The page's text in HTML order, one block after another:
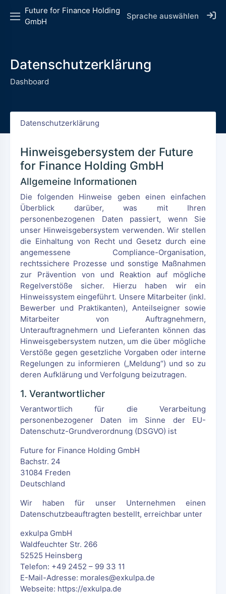
Future for Finance Holding
GmbH
Sprache auswählen
Datenschutzerklärung
Dashboard
Datenschutzerklärung
Hinweisgebersystem der Future
for Finance Holding GmbH
Allgemeine Informationen
Die folgenden Hinweise geben einen einfachen
Überblick darüber, was mit Ihren
personenbezogenen Daten passiert, wenn Sie
unser Hinweisgebersystem verwenden. Wir stellen
die Einhaltung von Recht und Gesetz durch eine
angemessene Compliance-Organisation,
rechtssichere Prozesse und sonstige Maßnahmen
zur Prävention von und Reaktion auf mögliche
Regelverstöße sicher. Hierzu haben wir ein
Hinweissystem eingeführt. Unsere Mitarbeiter (inkl.
Bewerber und Praktikanten), Anteilseigner sowie
Mitarbeiter von Auftragnehmern,
Unterauftragnehmern und Lieferanten können das
Hinweisgebersystem nutzen, um die über mögliche
Verstöße gegen gesetzliche Vorgaben oder interne
Regelungen zu informieren („Meldung“) und so zu
deren Aufklärung und Verfolgung beizutragen.
1. Verantwortlicher
Verantwortlich für die Verarbeitung
personenbezogener Daten im Sinne der EU-
Datenschutz-Grundverordnung (DSGVO) ist
Future for Finance Holding GmbH
Bachstr. 24
31084 Freden
Deutschland
Wir haben für unser Unternehmen einen
Datenschutzbeauftragten bestellt, erreichbar unter
exkulpa GmbH
Waldfeuchter Str. 266
52525 Heinsberg
Telefon: +49 2452 – 99 33 11
E-Mail-Adresse: morales@exkulpa.de
Webseite: https://exkulpa.de